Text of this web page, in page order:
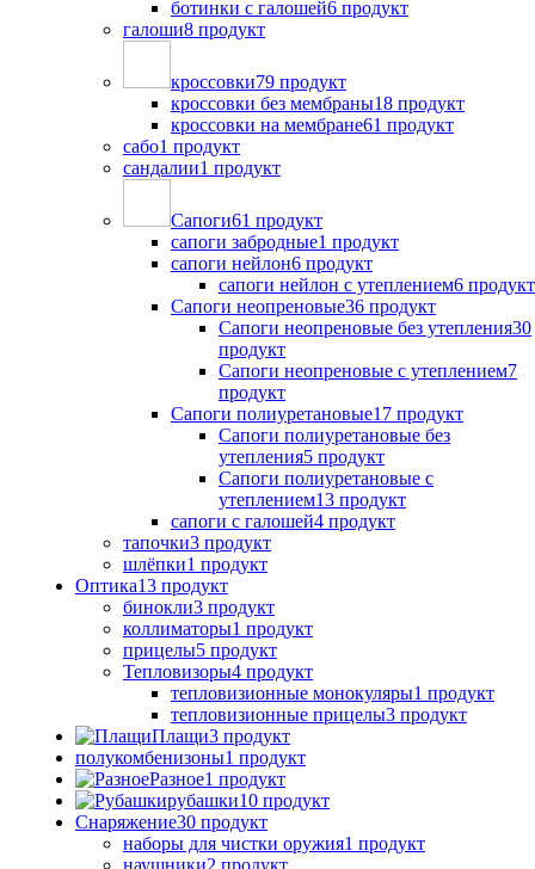
ботинки с галошей6 продукт
галоши8 продукт
кроссовки79 продукт
кроссовки без мембраны18 продукт
кроссовки на мембране61 продукт
сабо1 продукт
сандалии1 продукт
Сапоги61 продукт
сапоги забродные1 продукт
сапоги нейлон6 продукт
сапоги нейлон с утеплением6 продукт
Сапоги неопреновые36 продукт
Сапоги неопреновые без утепления30
продукт
Сапоги неопреновые с утеплением7
продукт
Сапоги полиуретановые17 продукт
Сапоги полиуретановые без
утепления5 продукт
Сапоги полиуретановые с
утеплением13 продукт
сапоги с галошей4 продукт
тапочки3 продукт
шлёпки1 продукт
Оптика13 продукт
бинокли3 продукт
коллиматоры1 продукт
прицелы5 продукт
Тепловизоры4 продукт
тепловизионные монокуляры1 продукт
тепловизионные прицелы3 продукт
Плащи3 продукт
полукомбенизоны1 продукт
Разное1 продукт
рубашки10 продукт
Снаряжение30 продукт
наборы для чистки оружия1 продукт
наушники2 продукт